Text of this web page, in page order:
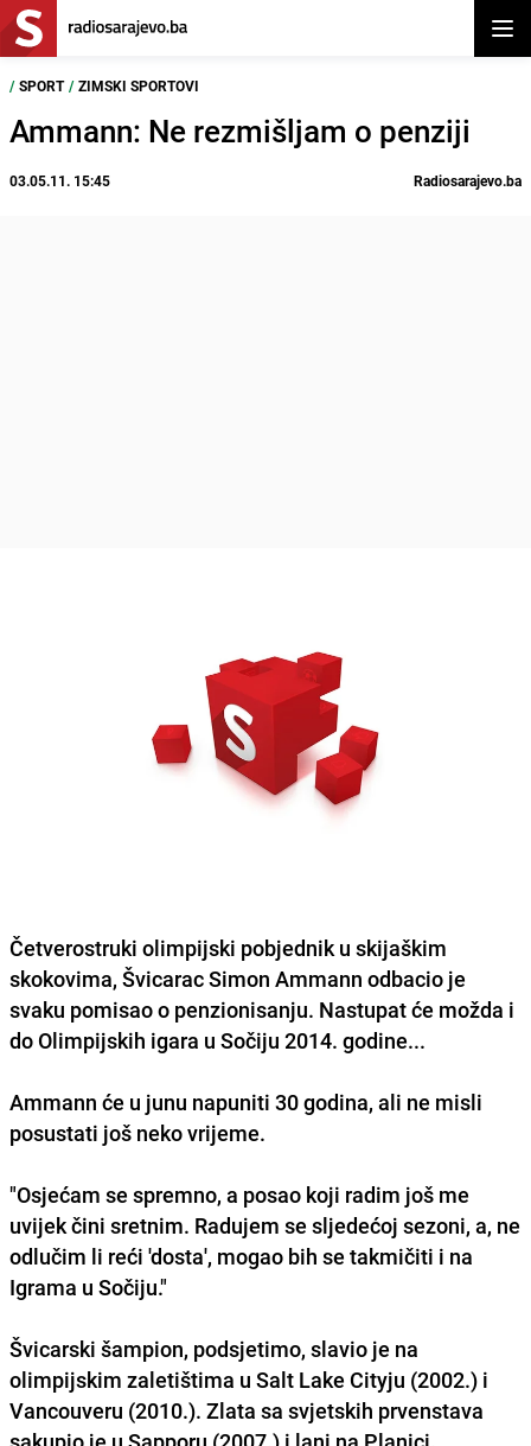
/ SPORT / ZIMSKI SPORTOVI
Ammann: Ne rezmišljam o penziji
03.05.11. 15:45 Radiosarajevo.ba
Četverostruki olimpijski pobjednik u skijaškim
skokovima, Švicarac Simon Ammann odbacio je
svaku pomisao o penzionisanju. Nastupat će možda i
do Olimpijskih igara u Sočiju 2014. godine...
Ammann će u junu napuniti 30 godina, ali ne misli
posustati još neko vrijeme.
"Osjećam se spremno, a posao koji radim još me
uvijek čini sretnim. Radujem se sljedećoj sezoni, a, ne
odlučim li reći 'dosta', mogao bih se takmičiti i na
Igrama u Sočiju."
Švicarski šampion, podsjetimo, slavio je na
olimpijskim zaletištima u Salt Lake Cityju (2002.) i
Vancouveru (2010.). Zlata sa svjetskih prvenstava